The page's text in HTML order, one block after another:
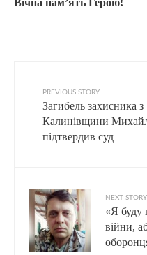
Вічна пам’ять Герою!
PREVIOUS STORY
Загибель захисника з
Калинівщини
підтвердив суд
NEXT STORY
«Я буду
війни,